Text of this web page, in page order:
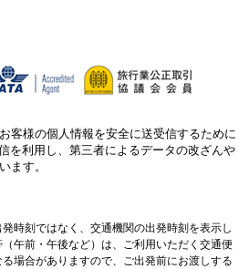
客様の個人情報を安全に送受信するために
を利用し、第三者によるデータの改ざんや
ます。
時刻ではなく、交通機関の出発時刻を表示し
午前・午後など）は、ご利用いただく交通便
場合がありますので、ご出発前にお渡しする